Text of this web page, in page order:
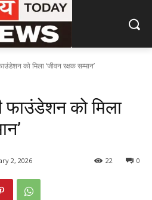
को मिला ‘जीवन रक्षक सम्मान’
फाउंडेशन को मिला
2, 2026 0
22